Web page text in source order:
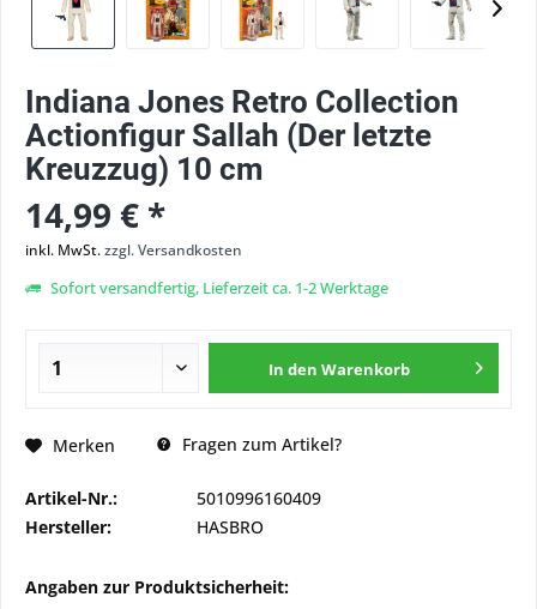
Indiana Jones Retro Collection
Actionfigur Sallah (Der letzte
Kreuzzug) 10 cm
14,99 € *
inkl. MwSt.zzgl. Versandkosten
Sofort versandfertig, Lieferzeit ca. 1-2 Werktage
In den Warenkorb
Merken Fragen zum Artikel?
Artikel-Nr.:
5010996160409
Hersteller:
HASBRO
Angaben zur Produktsicherheit: